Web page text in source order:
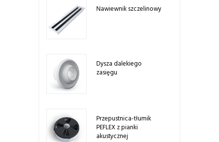
Nawiewnik szczelinowy
Dysza dalekiego
zasięgu
Przepustnica-tłumik
PEFLEX z pianki
akustycznej